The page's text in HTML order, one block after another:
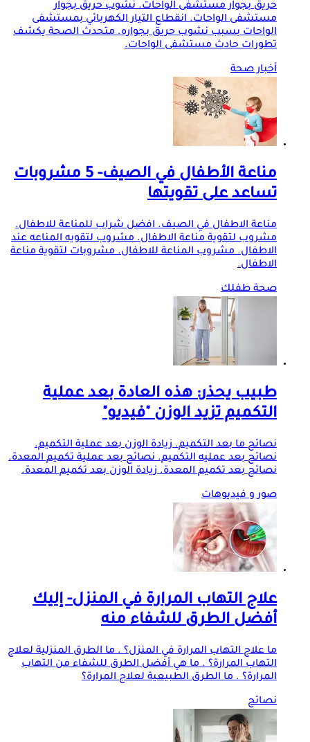
حريق بجوار مستشفى الواحات. نشوب حريق بجوار
مستشفى الواحات. انقطاع التيار الكهربائي بمستشفى
الواحات بسبب نشوب حريق بجواره. متحدث الصحة يكشف
تطورات حادث مستشفى الواحات.
أخبار صحة
مناعة الأطفال في الصيف- 5 مشروبات
تساعد على تقويتها
مناعة الاطفال في الصيف. افضل شراب للمناعة للاطفال.
مشروب لتقوية مناعة الاطفال. مشروب لتقويه المناعه عند
الاطفال. مشروب المناعة للاطفال. مشروبات لتقوية مناعة
الاطفال.
صحة طفلك
طبيب يحذر: هذه العادة بعد عملية
التكميم تزيد الوزن "فيديو"
نصائح ما بعد التكميم. زيادة الوزن بعد عملية التكميم.
نصائح بعد عمليه التكميم. نصائح بعد عملية تكميم المعدة.
نصائح بعد تكميم المعدة. زيادة الوزن بعد تكميم المعدة.
صور و فيديوهات
علاج التهاب المرارة في المنزل- إليك
أفضل الطرق للشفاء منه
ما علاج التهاب المرارة في المنزل؟ . ما الطرق المنزلية لعلاج
التهاب المرارة؟ . ما هي أفضل الطرق للشفاء من التهاب
المرارة؟ . ما الطرق الطبيعية لعلاج المرارة؟
نصائح